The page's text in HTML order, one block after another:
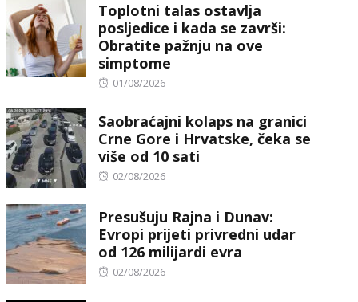
Toplotni talas ostavlja
posljedice i kada se završi:
Obratite pažnju na ove
simptome
Posted
01/08/2026
Saobraćajni kolaps na granici
Crne Gore i Hrvatske, čeka se
više od 10 sati
Posted
02/08/2026
Presušuju Rajna i Dunav:
Evropi prijeti privredni udar
od 126 milijardi evra
Posted
02/08/2026